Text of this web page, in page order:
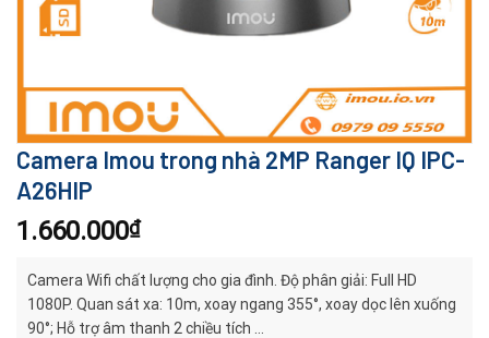
Camera Imou trong nhà 2MP Ranger IQ IPC-
A26HIP
1.660.000₫
Camera Wifi chất lượng cho gia đình. Độ phân giải: Full HD
1080P. Quan sát xa: 10m, xoay ngang 355°, xoay dọc lên xuống
90°; Hỗ trợ âm thanh 2 chiều tích …